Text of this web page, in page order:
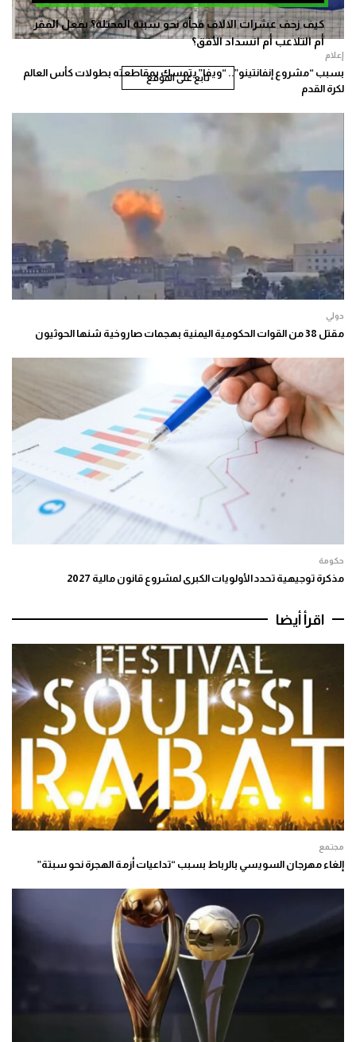
كيف زحف عشرات الالاف فجأة نحو سبتة المحتلة؟ بفعل الفقر
أم التلاعب أم انسداد الأفق؟
تابع على الموقع
إعلام
بسبب “مشروع إنفانتينو”.. “ويفا” يتمسك بمقاطعته بطولات كأس العالم
لكرة القدم
دولي
مقتل 38 من القوات الحكومية اليمنية بهجمات صاروخية شنها الحوثيون
حكومة
مذكرة توجيهية تحدد الأولويات الكبرى لمشروع قانون مالية 2027
اقرأ أيضا
مجتمع
إلغاء مهرجان السويسي بالرباط بسبب “تداعيات أزمة الهجرة نحو سبتة”